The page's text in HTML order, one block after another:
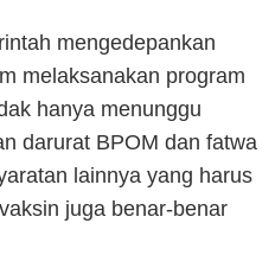
mengedepankan
melaksanakan program
hanya menunggu
darurat BPOM dan fatwa
lainnya yang harus
juga benar-benar